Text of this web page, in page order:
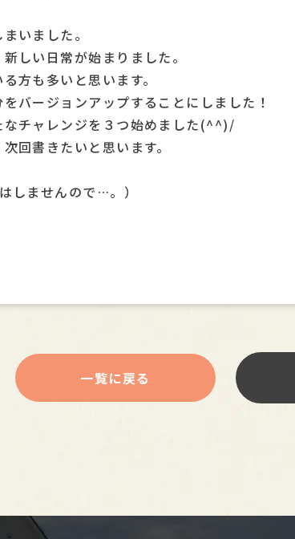
いました。
しい日常が始まりました。
方も多いと思います。
バージョンアップすることにしました！
チャレンジを３つ始めました(^^)/
回書きたいと思います。
しませんので…。）
一覧に戻る